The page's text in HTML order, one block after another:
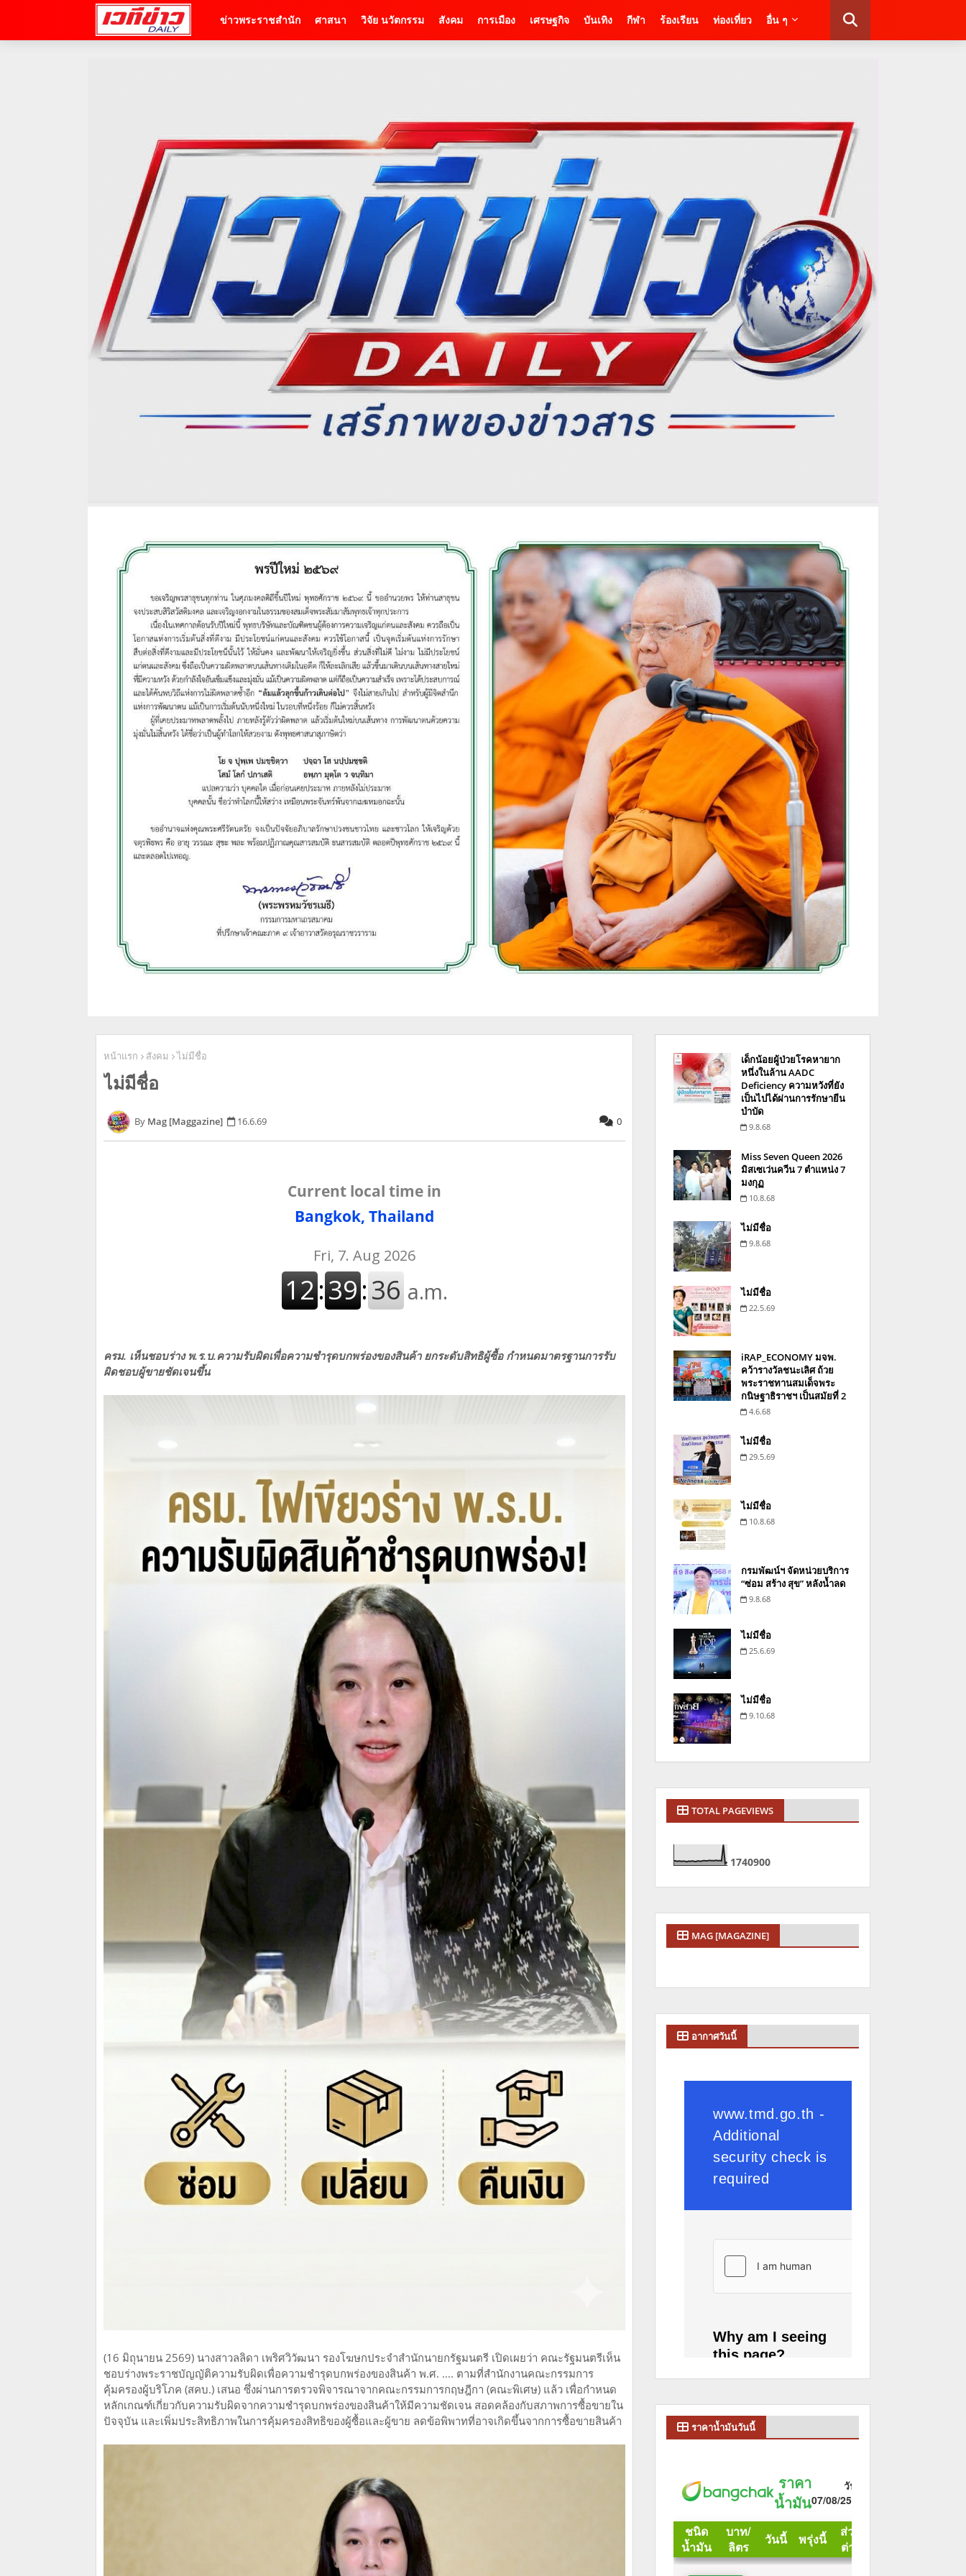
ข่าวพระราชสำนัก ศาสนา วิจัย นวัตกรรม สังคม การเมือง เศรษฐกิจ บันเทิง กีฬา ร้องเรียน ท่องเที่ยว อื่น ๆ
หน้าแรก สังคม ไม่มีชื่อ
ไม่มีชื่อ
Mag [Maggazine] 16.6.69 0
Current local time in
Bangkok, Thailand
ครม. เห็นชอบร่าง พ.ร.บ.ความรับผิดเพื่อความชำรุดบกพร่องของสินค้า ยกระดับสิทธิผู้ซื้อ กำหนดมาตรฐานการรับ
ผิดชอบผู้ขายชัดเจนขึ้น
(16 มิถุนายน 2569) นางสาวลลิดา เพริศวิวัฒนา รองโฆษกประจำสำนักนายกรัฐมนตรี เปิดเผยว่า คณะรัฐมนตรีเห็น
ชอบร่างพระราชบัญญัติความรับผิดเพื่อความชำรุดบกพร่องของสินค้า พ.ศ. .... ตามที่สำนักงานคณะกรรมการ
คุ้มครองผู้บริโภค (สคบ.) เสนอ ซึ่งผ่านการตรวจพิจารณาจากคณะกรรมการกฤษฎีกา (คณะพิเศษ) แล้ว เพื่อกำหนด
หลักเกณฑ์เกี่ยวกับความรับผิดจากความชำรุดบกพร่องของสินค้าให้มีความชัดเจน สอดคล้องกับสภาพการซื้อขายใน
ปัจจุบัน และเพิ่มประสิทธิภาพในการคุ้มครองสิทธิของผู้ซื้อและผู้ขาย ลดข้อพิพาทที่อาจเกิดขึ้นจากการซื้อขายสินค้า
เด็กน้อยผู้ป่วยโรคหายาก
หนึ่งในล้าน AADC
Deficiency ความหวังที่ยัง
เป็นไปได้ผ่านการรักษายีน
บำบัด
9.8.68
Miss Seven Queen 2026
มิสเซเว่นควีน 7 ตำแหน่ง 7
มงกุฏ
10.8.68
ไม่มีชื่อ
9.8.68
ไม่มีชื่อ
22.5.69
iRAP_ECONOMY มจพ.
คว้ารางวัลชนะเลิศ ถ้วย
พระราชทานสมเด็จพระ
กนิษฐาธิราชฯ เป็นสมัยที่ 2
4.6.68
ไม่มีชื่อ
29.5.69
ไม่มีชื่อ
10.8.68
กรมพัฒน์ฯ จัดหน่วยบริการ
“ซ่อม สร้าง สุข” หลังน้ำลด
9.8.68
ไม่มีชื่อ
25.6.69
ไม่มีชื่อ
9.10.68
TOTAL PAGEVIEWS
1740900
MAG [MAGAZINE]
อากาศวันนี้
ราคาน้ำมันวันนี้